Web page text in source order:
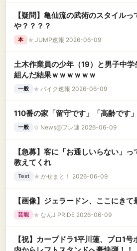
【疑問】亀仙流の武術のスタイル
や？？？？
本 ★ JUMP速報 2026-06-09
土木作業員の少年（19）と男子中
組んだ結果ｗｗｗｗｗｗ
一般 ★ バイク速報 2026-06-09
110番の家「留守です」「高齢です
一般 ☆ News@フレ速 2026-06-09
【急募】客に「お通しいらない」
教えてくれ
Text ★ かせまと！ 2026-06-09
【画像】ジェラードン、ここにき
芸能 ★ なんJ PRIDE 2026-06-09
【祝】カープドラ1平川蓮、プロ1